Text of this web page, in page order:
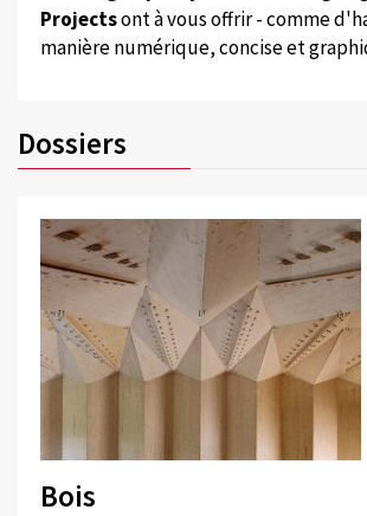
Projectsont à vous offrir - comme
manière numérique, concise et
Dossiers
Bois